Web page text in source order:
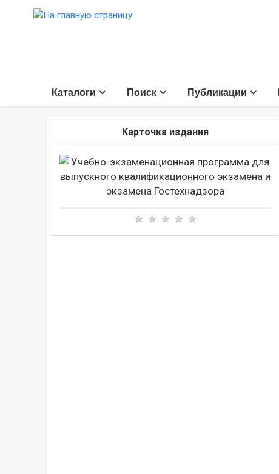
Каталоги Поиск Публикации
Карточка издания